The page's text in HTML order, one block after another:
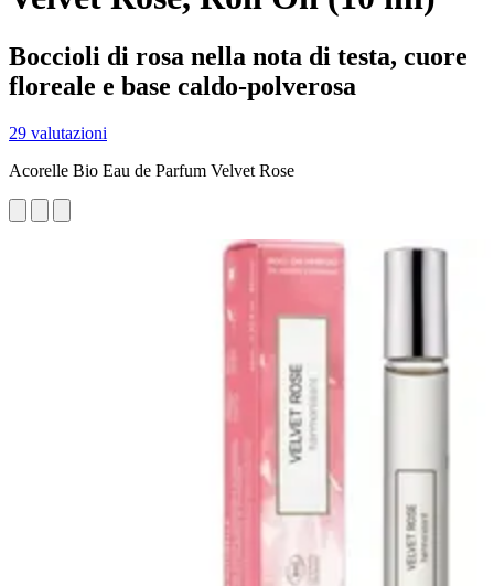
Boccioli di rosa nella nota di testa, cuore
floreale e base caldo-polverosa
29 valutazioni
Acorelle Bio Eau de Parfum Velvet Rose